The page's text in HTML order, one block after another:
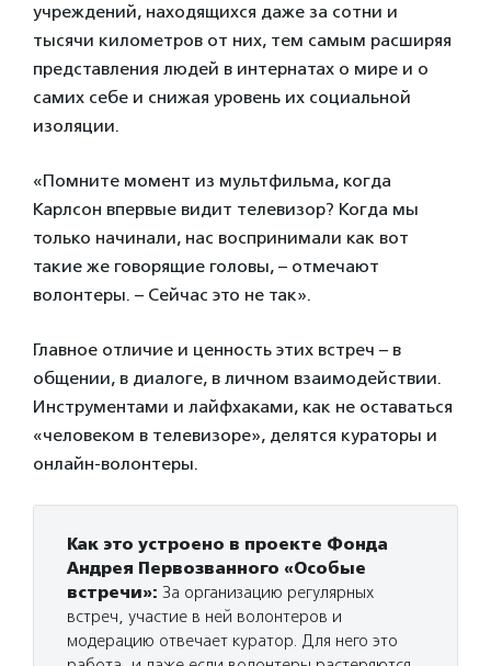
учреждений, находящихся даже за сотни и
тысячи километров от них, тем самым расширяя
представления людей в интернатах о мире и о
самих себе и снижая уровень их социальной
изоляции.
«Помните момент из мультфильма, когда
Карлсон впервые видит телевизор? Когда мы
только начинали, нас воспринимали как вот
такие же говорящие головы, – отмечают
волонтеры. – Сейчас это не так».
Главное отличие и ценность этих встреч – в
общении, в диалоге, в личном взаимодействии.
Инструментами и лайфхаками, как не оставаться
«человеком в телевизоре», делятся кураторы и
онлайн-волонтеры.
Как это устроено в проекте Фонда
Андрея Первозванного «Особые
встречи»: За организацию регулярных
встреч, участие в ней волонтеров и
модерацию отвечает куратор. Для него это